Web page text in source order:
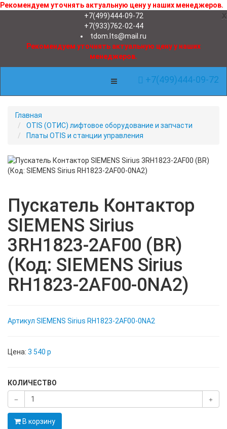
Рекомендуем уточнять актуальную цену у наших менеджеров.
x
+7(499)444-09-72
+7(933)762-02-44
tdom.lts@mail.ru
Рекомендуем уточнять актуальную цену у наших
менеджеров.
+7(499)444-09-72
Toggle Navigation
Главная
OTIS (ОТИС) лифтовое оборудование и запчасти
Платы OTIS и станции управления
Пускатель Контактор
SIEMENS Sirius
3RH1823-2AF00 (BR)
(Код: SIEMENS Sirius
RH1823-2AF00-0NA2)
Артикул SIEMENS Sirius RH1823-2AF00-0NA2
Цена: 3 540 p
КОЛИЧЕСТВО
В корзину